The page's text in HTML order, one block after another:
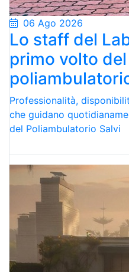
06 Ago 2026
Lo staff del
primo volto
Professionalità,
che guidano
del Poliambulatorio Salvi